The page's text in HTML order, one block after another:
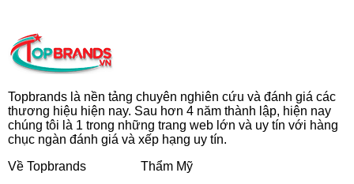
Topbrands là nền tảng chuyên nghiên cứu và đánh giá các
thương hiệu hiện nay. Sau hơn 4 năm thành lập, hiện nay
chúng tôi là 1 trong những trang web lớn và uy tín với hàng
chục ngàn đánh giá và xếp hạng uy tín.
Về Topbrands
Thẩm Mỹ